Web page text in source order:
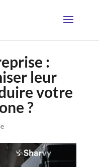
:
leur
votre
?